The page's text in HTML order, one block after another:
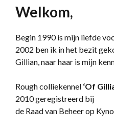
Welkom,
Begin 1990 is mijn liefde
2002 ben ik in het bezit
Gillian, naar haar is mijn
Rough colliekennel ‘Of
2010 geregistreerd bij
de Raad van Beheer op